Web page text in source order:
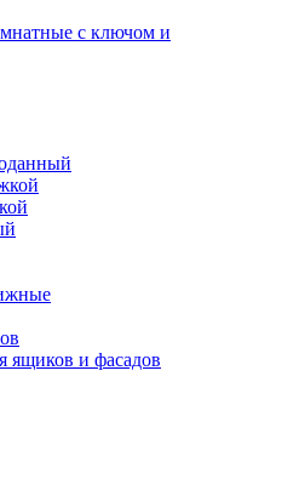
с ключом и
ящиков и фасадов